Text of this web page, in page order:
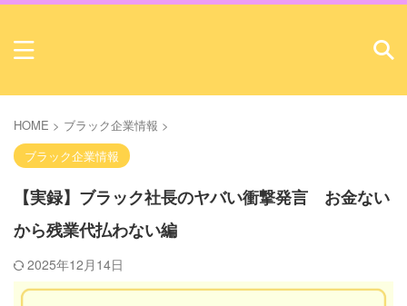
HOME > ブラック企業情報 >
ブラック企業情報
【実録】ブラック社長のヤバい衝撃発言 お金ない
から残業代払わない編
2025年12月14日